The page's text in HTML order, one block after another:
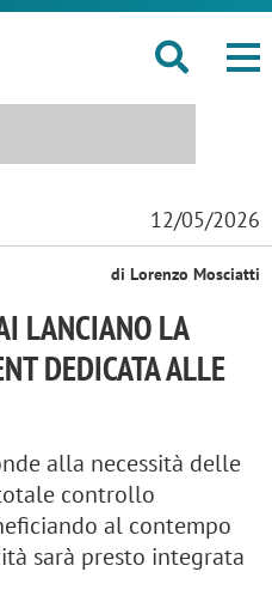
12/05/2026
di Lorenzo Mosciatti
LANCIANO LA
DEDICATA ALLE
alla necessità delle
controllo
al contempo
sarà presto integrata